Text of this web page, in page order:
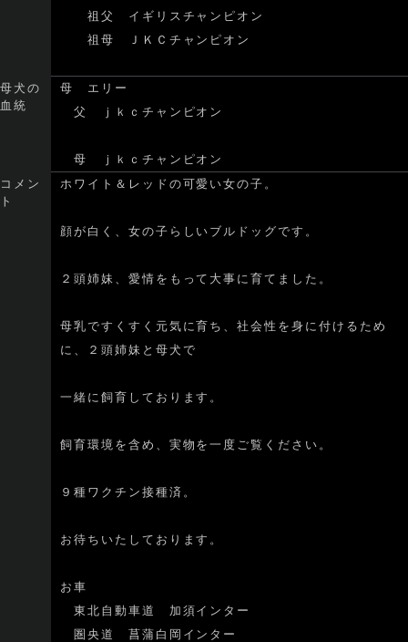
祖父 イギリスチャンピオン
祖母 ＪＫＣチャンピオン
母犬の
血統
母 エリー
父 ｊｋｃチャンピオン
母 ｊｋｃチャンピオン
コメン
ト
ホワイト＆レッドの可愛い女の子。
顔が白く、女の子らしいブルドッグです。
２頭姉妹、愛情をもって大事に育てました。
母乳ですくすく元気に育ち、社会性を身に付けるため
に、２頭姉妹と母犬で
一緒に飼育しております。
飼育環境を含め、実物を一度ご覧ください。
９種ワクチン接種済。
お待ちいたしております。
お車
東北自動車道 加須インター
圏央道 菖蒲白岡インター